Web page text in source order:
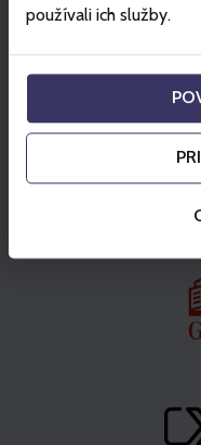
používali ich služby.